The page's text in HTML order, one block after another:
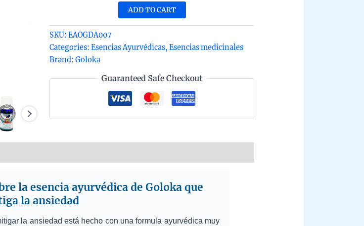
de
Goloka
mitiga
la
10ml
quantity
ADD TO CART
SKU: EAOGDA007
Categories: Esencias Ayurvédicas, Esencias medicinales
Brand: Goloka
Guaranteed Safe Checkout
la esencia ayurvédica de Goloka que
la ansiedad
la ansiedad está hecho con una formula ayurvédica muy